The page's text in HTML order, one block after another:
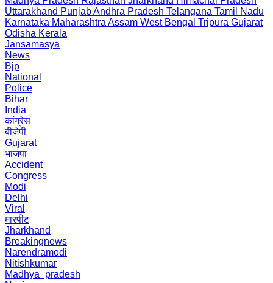
Uttarakhand PunjabAndhra Pradesh Telangana Tamil Nadu
Karnataka Maharashtra Assam West Bengal Tripura Gujarat
Odisha Kerala
Jansamasya
News
Bjp
National
Police
Bihar
India
कांग्रेस
बीजेपी
Gujarat
भाजपा
Accident
Congress
Modi
Delhi
Viral
मारपीट
Jharkhand
Breakingnews
Narendramodi
Nitishkumar
Madhya_pradesh